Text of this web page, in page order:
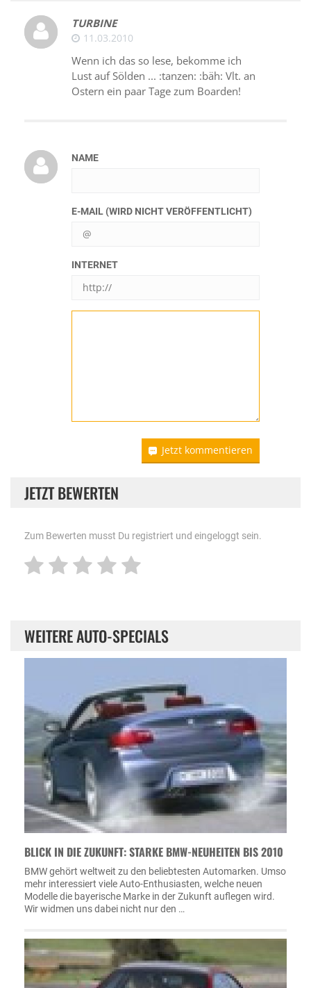
TURBINE
11.03.2010
Wenn ich das so lese, bekomme ich
Lust auf Sölden ... :tanzen: :bäh: Vlt. an
Ostern ein paar Tage zum Boarden!
NAME
E-MAIL (WIRD NICHT VERÖFFENTLICHT)
INTERNET
Jetzt kommentieren
JETZT BEWERTEN
Zum Bewerten musst Du registriert und eingeloggt sein.
WEITERE AUTO-SPECIALS
BLICK IN DIE ZUKUNFT: STARKE BMW-NEUHEITEN BIS 2010
BMW gehört weltweit zu den beliebtesten Automarken. Umso
mehr interessiert viele Auto-Enthusiasten, welche neuen
Modelle die bayerische Marke in der Zukunft auflegen wird.
Wir widmen uns dabei nicht nur den …